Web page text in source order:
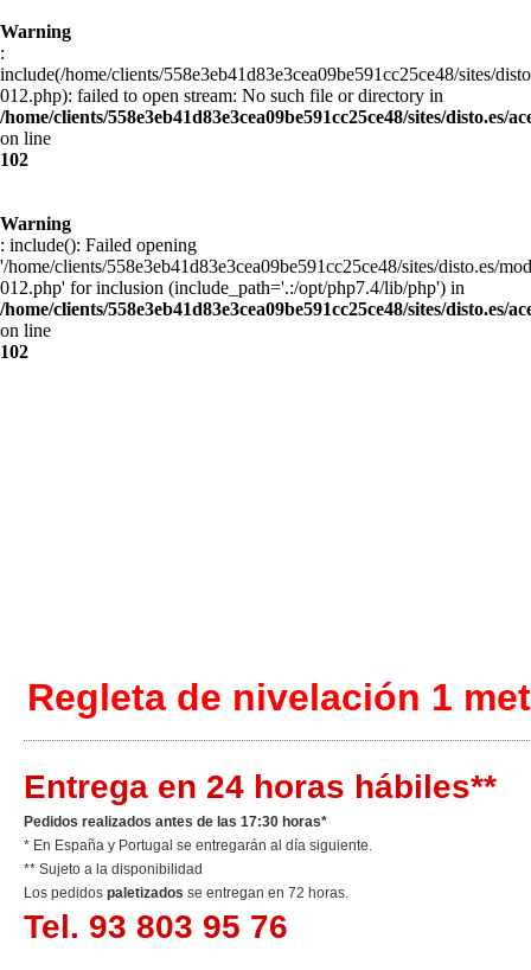
Warning
:
include(/home/clients/558e3eb41d83e3cea09be591cc25ce48/sites/
012.php): failed to open stream: No such file or directory in
/home/clients/558e3eb41d83e3cea09be591cc25ce48/sites/disto.es/
on line
102
Warning
: include(): Failed opening
'/home/clients/558e3eb41d83e3cea09be591cc25ce48/sites/disto.es/
012.php' for inclusion (include_path='.:/opt/php7.4/lib/php') in
/home/clients/558e3eb41d83e3cea09be591cc25ce48/sites/disto.es/
on line
102
Regleta de nivelación 1
Entrega en 24 horas hábiles**
Pedidos realizados antes de las 17:30 horas*
* En España y Portugal se entregarán al día siguiente.
** Sujeto a la disponibilidad
Los pedidos paletizados se entregan en 72 horas.
Tel. 93 803 95 76